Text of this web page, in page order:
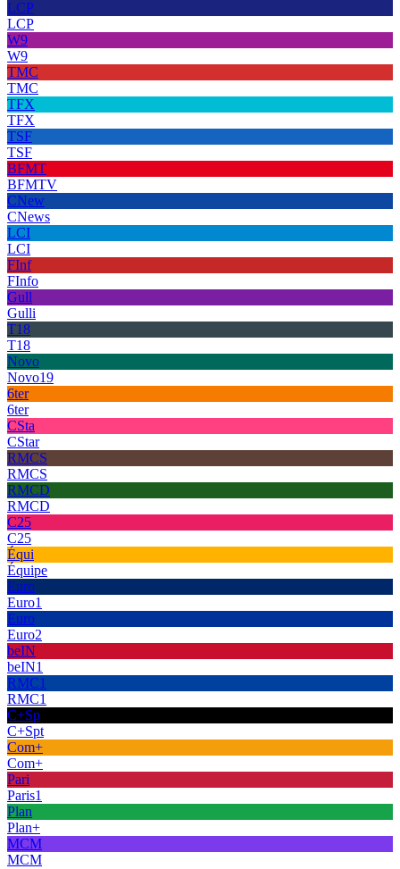
LCP
LCP
W9
W9
TMC
TMC
TFX
TFX
TSF
TSF
BFMT
BFMTV
CNew
CNews
LCI
LCI
FInf
FInfo
Gull
Gulli
T18
T18
Novo
Novo19
6ter
6ter
CSta
CStar
RMCS
RMCS
RMCD
RMCD
C25
C25
Équi
Équipe
Euro
Euro1
Euro
Euro2
beIN
beIN1
RMC1
RMC1
C+Sp
C+Spt
Com+
Com+
Pari
Paris1
Plan
Plan+
MCM
MCM